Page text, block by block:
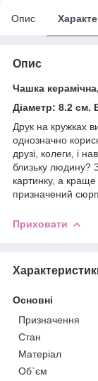
Опис
Опис
Чашка
Діаметр: 8.2 см.
Друк на кружках
однозначно
друзі, колеги, і
близьку людину?
картинку, а
призначений
Приховати
Основні
Призначення
Стан
Матеріал
Об`єм